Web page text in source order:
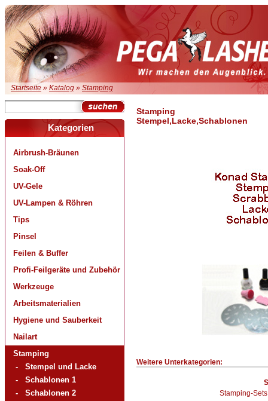
Startseite » Katalog » Stamping
Kategorien
Airbrush-Bräunen
Soak-Off
UV-Gele
UV-Lampen & Röhren
Tips
Pinsel
Feilen & Buffer
Profi-Feilgeräte und Zubehör
Werkzeuge
Arbeitsmaterialien
Hygiene und Sauberkeit
Nailart
Stamping
- Stempel und Lacke
- Schablonen 1
- Schablonen 2
Stamping
Stempel,Lacke,Schablonen
Weitere Unterkategorien:
Stamping-